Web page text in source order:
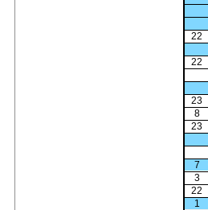
22
22
23
8
23
7
3
22
1